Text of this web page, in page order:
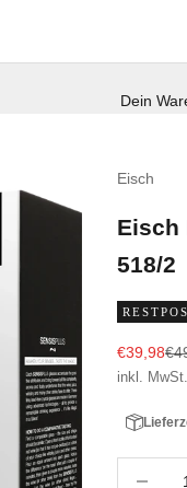
Dein
Eisch
Eisch
518/2
Angebot
€39,98
inkl.